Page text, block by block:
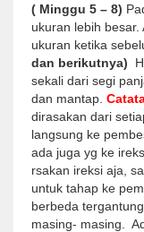
( Minggu 5 – 8)
ukuran lebih
ukuran ketika
dan berikutnya)
sekali dari segi
dan mantap.
dirasakan dari
langsung ke
ada juga yg ke
rsakan ireksi aja,
untuk tahap ke
berbeda
masing- masing.